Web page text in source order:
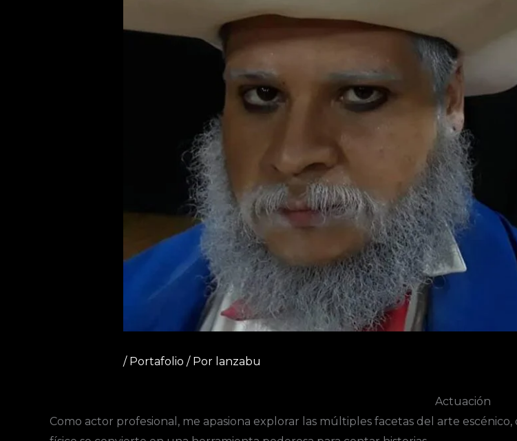
/ Portafolio / Por lanzabu
Actuación
Como actor profesional, me apasiona explorar las múltiples facetas del arte